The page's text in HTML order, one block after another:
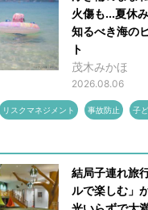
火傷も...夏休
知るべき海の
ト
茂木みかほ
2026.08.06
リスクマネジメント 事故防止 子
結局子連れ旅
ルで楽しむ」